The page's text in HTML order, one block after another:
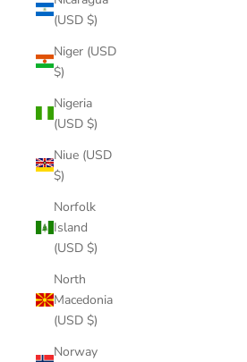
(USD $)
Niger (USD
$)
Nigeria
(USD $)
Niue (USD
$)
Norfolk
Island
(USD $)
North
Macedonia
(USD $)
Norway